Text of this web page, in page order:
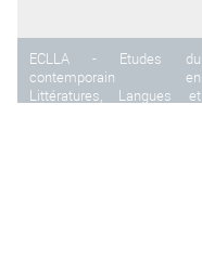
ECLLA - Etudes du
contemporain en
Littératures, Langues et